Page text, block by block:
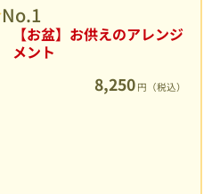
No.1
【お盆】お供えのアレンジ
メント
8,250 円（税込）